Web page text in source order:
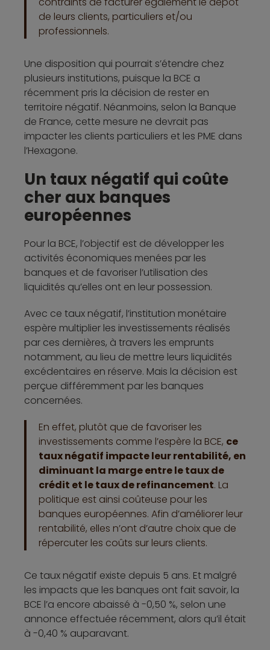
de leurs clients, particuliers et/ou
professionnels.
Une disposition qui pourrait s’étendre chez
plusieurs institutions, puisque la BCE a
récemment pris la décision de rester en
territoire négatif. Néanmoins, selon la Banque
de France, cette mesure ne devrait pas
impacter les clients particuliers et les PME dans
l’Hexagone.
Un taux négatif qui coûte
cher aux banques
européennes
Pour la BCE, l’objectif est de développer les
activités économiques menées par les
banques et de favoriser l’utilisation des
liquidités qu’elles ont en leur possession.
Avec ce taux négatif, l’institution monétaire
espère multiplier les investissements réalisés
par ces dernières, à travers les emprunts
notamment, au lieu de mettre leurs liquidités
excédentaires en réserve. Mais la décision est
perçue différemment par les banques
concernées.
En effet, plutôt que de favoriser les
investissements comme l’espère la BCE, ce
taux négatif impacte leur rentabilité, en
diminuant la marge entre le taux de
crédit et le taux de refinancement. La
politique est ainsi coûteuse pour les
banques européennes. Afin d’améliorer leur
rentabilité, elles n’ont d’autre choix que de
répercuter les coûts sur leurs clients.
Ce taux négatif existe depuis 5 ans. Et malgré
les impacts que les banques ont fait savoir, la
BCE l’a encore abaissé à -0,50 %, selon une
annonce effectuée récemment, alors qu’il était
à -0,40 % auparavant.